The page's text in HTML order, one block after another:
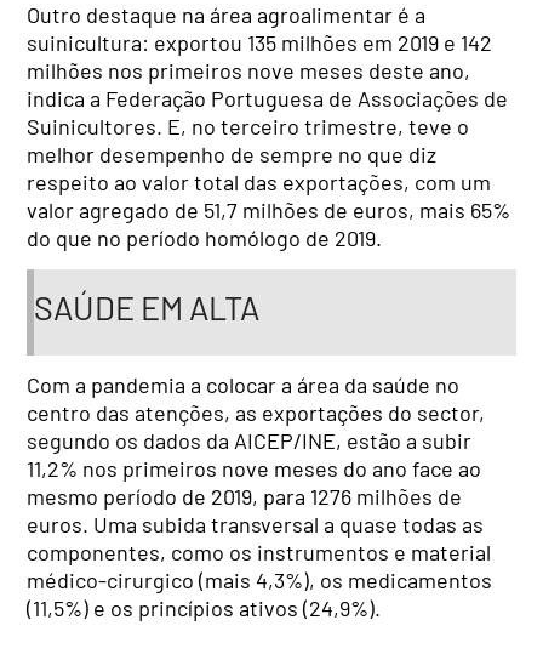
Outro destaque na área agroalimentar é a
suinicultura: exportou 135 milhões em 2019 e 142
milhões nos primeiros nove meses deste ano,
indica a Federação Portuguesa de Associações de
Suinicultores. E, no terceiro trimestre, teve o
melhor desempenho de sempre no que diz
respeito ao valor total das exportações, com um
valor agregado de 51,7 milhões de euros, mais 65%
do que no período homólogo de 2019.
SAÚDE EM ALTA
Com a pandemia a colocar a área da saúde no
centro das atenções, as exportações do sector,
segundo os dados da AICEP/INE, estão a subir
11,2% nos primeiros nove meses do ano face ao
mesmo período de 2019, para 1276 milhões de
euros. Uma subida transversal a quase todas as
componentes, como os instrumentos e material
médico-cirurgico (mais 4,3%), os medicamentos
(11,5%) e os princípios ativos (24,9%).